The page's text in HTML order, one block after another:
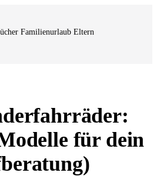
Familienurlaub Eltern
für dein